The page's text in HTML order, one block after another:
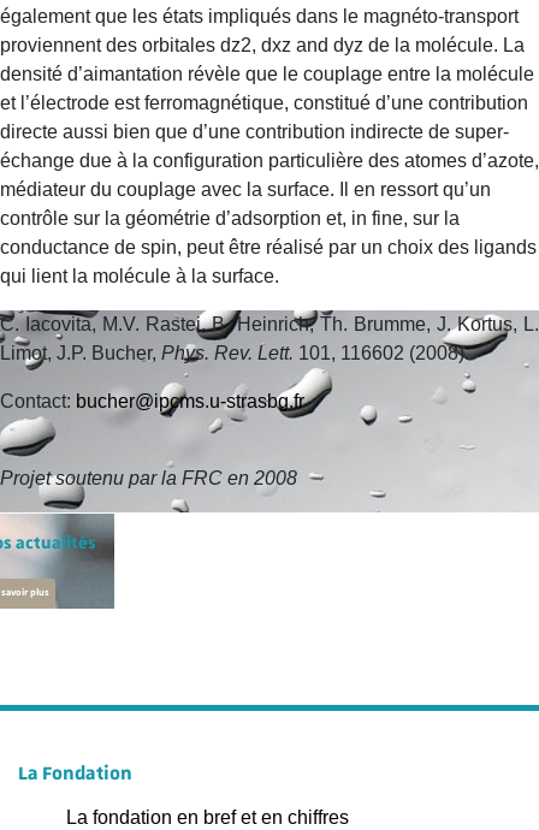
également que les états impliqués dans le magnéto-transport
proviennent des orbitales dz2, dxz and dyz de la molécule. La
densité d’aimantation révèle que le couplage entre la molécule
et l’électrode est ferromagnétique, constitué d’une contribution
directe aussi bien que d’une contribution indirecte de super-
échange due à la configuration particulière des atomes d’azote,
médiateur du couplage avec la surface. Il en ressort qu’un
contrôle sur la géométrie d’adsorption et, in fine, sur la
conductance de spin, peut être réalisé par un choix des ligands
qui lient la molécule à la surface.
C. Iacovita, M.V. Rastei, B. Heinrich, Th. Brumme, J. Kortus, L.
Limot, J.P. Bucher, Phys. Rev. Lett. 101, 116602 (2008).
Contact: bucher@ipcms.u-strasbg.fr
Projet soutenu par la FRC en 2008
actualités
savoir plus
La Fondation
La fondation en bref et en chiffres